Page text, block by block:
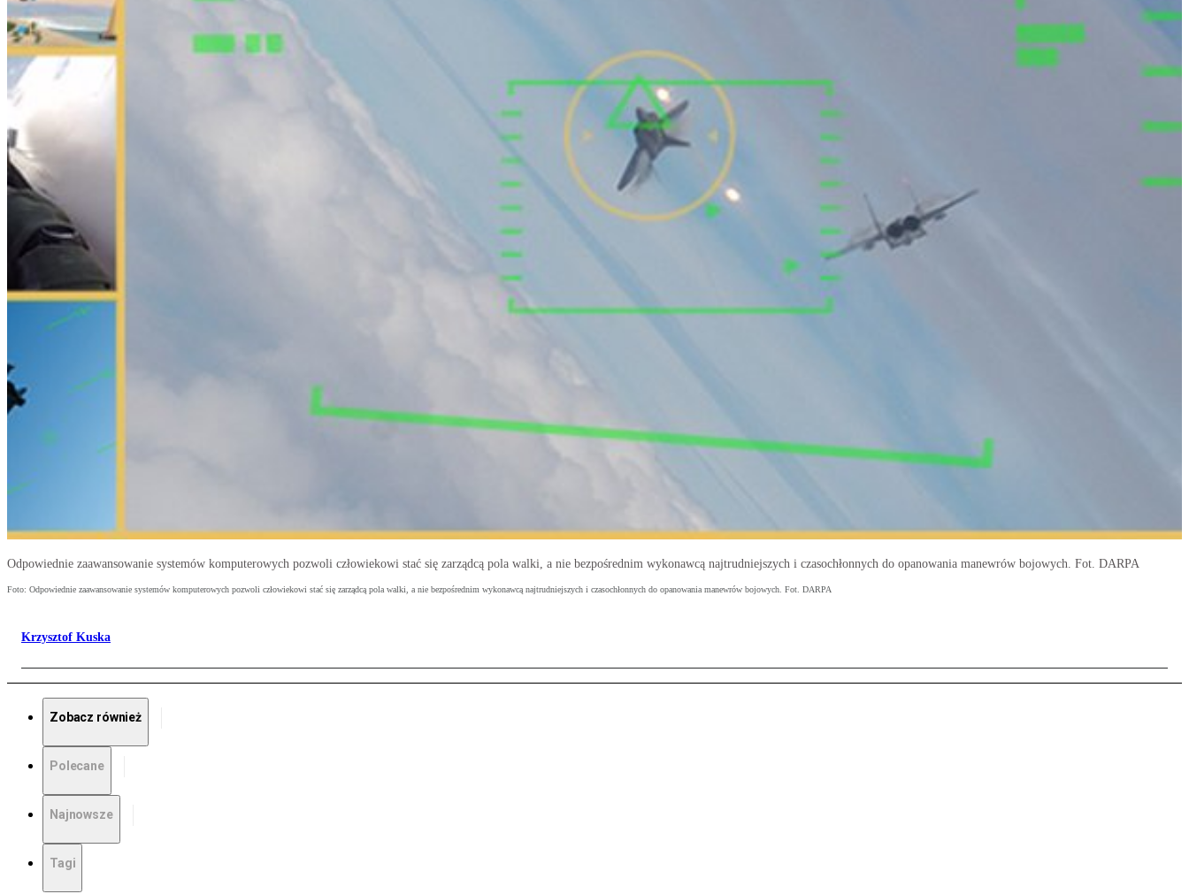
Odpowiednie zaawansowanie systemów komputerowych pozwoli człowiekowi stać się zarządcą pola walki, a nie bezpośrednim wykonawcą najtrudniejszych i czasochłonnych do opanowania manewrów bojowych. Fot. DARPA
Foto: Odpowiednie zaawansowanie systemów komputerowych pozwoli człowiekowi stać się zarządcą pola walki, a nie bezpośrednim wykonawcą najtrudniejszych i czasochłonnych do opanowania manewrów bojowych. Fot. DARPA
Krzysztof Kuska
Zobacz również
Polecane
Najnowsze
Tagi